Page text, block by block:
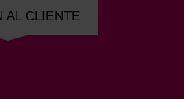
AL CLIENTE